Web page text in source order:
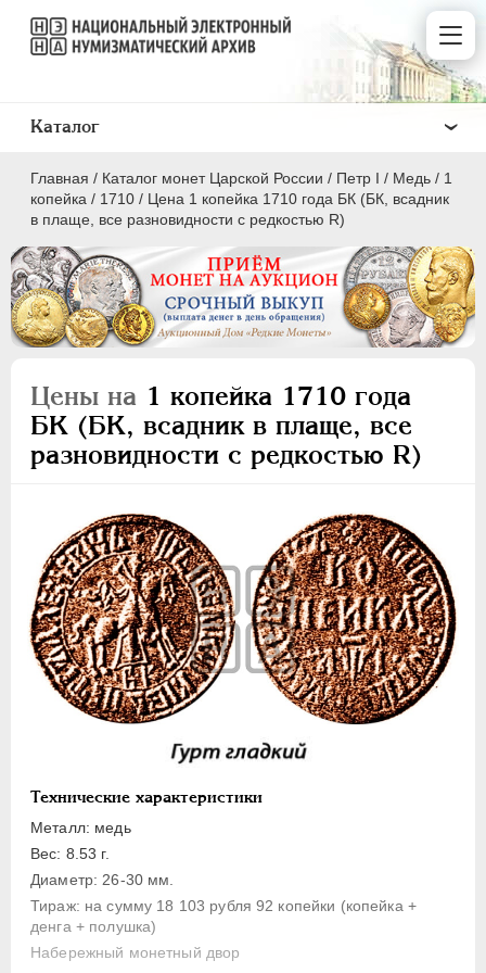
Главная / Каталог монет Царской России / Пeтр I / Медь / 1
копейка / 1710 / Цена 1 копейка 1710 года БК (БК, всадник
в плаще, все разновидности с редкостью R)
Цены на 1 копейка 1710 года
БК (БК, всадник в плаще, все
разновидности с редкостью R)
Технические характеристики
Металл: медь
Вес: 8.53 г.
Диаметр: 26-30 мм.
Тираж: на сумму 18 103 рубля 92 копейки (копейка +
денга + полушка)
Набережный монетный двор
Каталог
ПEТР I 1699 - 1725
Серебро
Медь
5 копеек
Полушка
Полполушки
Пробные
Для Речи Посполитой
Монетовидные жетоны
ЕКАТЕРИНА I 1725-1727
1727-1729
АННА ИОАННОВНА 1730-1740
ИОАНН АНТОНОВИЧ
ЕЛИЗАВЕТА
ПЕТР III 1762-1762
ЕКАТЕРИНА II 1762-1796
ПАВЕЛ I
1796-1801